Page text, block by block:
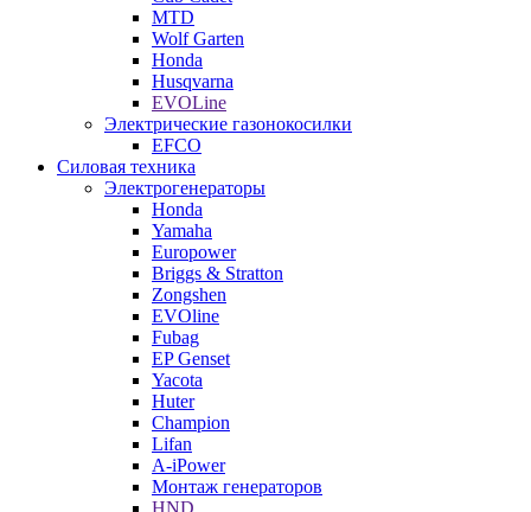
MTD
Wolf Garten
Honda
Husqvarna
EVOLine
Электрические газонокосилки
EFCO
Силовая техника
Электрогенераторы
Honda
Yamaha
Europower
Briggs & Stratton
Zongshen
EVOline
Fubag
EP Genset
Yacota
Huter
Champion
Lifan
A-iPower
Монтаж генераторов
HND